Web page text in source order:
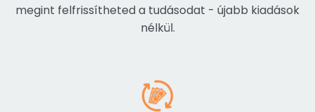
megint felfrissítheted a tudásodat - újabb kiadások
nélkül.